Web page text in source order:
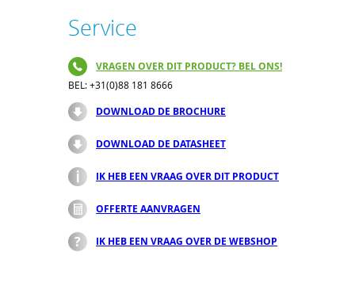
Service
VRAGEN OVER DIT PRODUCT? BEL ONS!
BEL: +31(0)88 181 8666
DOWNLOAD DE BROCHURE
DOWNLOAD DE DATASHEET
IK HEB EEN VRAAG OVER DIT PRODUCT
OFFERTE AANVRAGEN
IK HEB EEN VRAAG OVER DE WEBSHOP